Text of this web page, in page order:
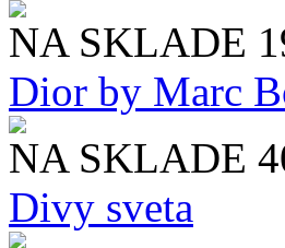
NA SKLADE
Dior by Marc
NA SKLADE
Divy sveta